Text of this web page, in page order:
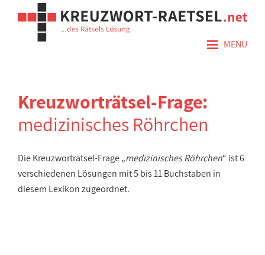
≡ MENÜ
Kreuzworträtsel-Frage:
medizinisches Röhrchen
Die Kreuzworträtsel-Frage „medizinisches Röhrchen“ ist 6
verschiedenen Lösungen mit 5 bis 11 Buchstaben in
diesem Lexikon zugeordnet.